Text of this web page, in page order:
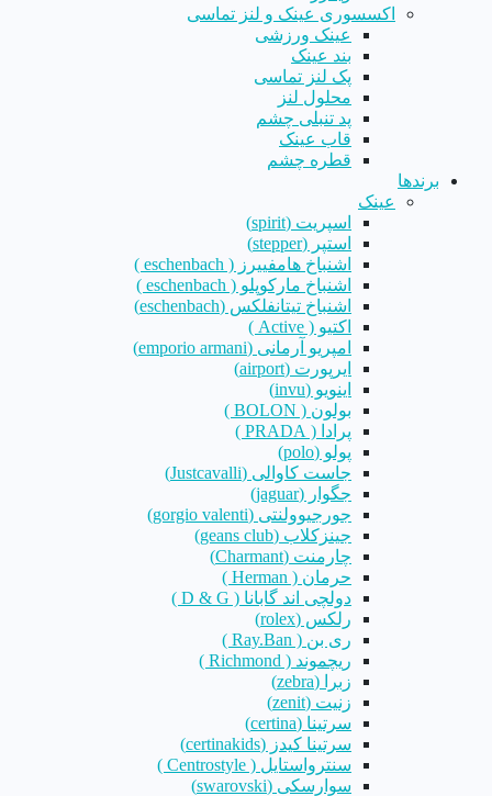
اکسسوری عینک و لنز تماسی
عینک ورزشی
بند عینک
پک لنز تماسی
محلول لنز
پد تنبلی چشم
قاب عینک
قطره چشم
برندها
عینک
اسپریت (spirit)
استپر (stepper)
اشنباخ هامفییرز ( eschenbach )
اشنباخ مارکوپلو ( eschenbach )
اشنباخ تیتانفلکس (eschenbach)
اکتیو ( Active )
امپریو آرمانی (emporio armani)
ایرپورت (airport)
اینویو (invu)
بولون ( BOLON )
پرادا ( PRADA )
پولو (polo)
جاست کاوالی (Justcavalli)
جگوار (jaguar)
جورجیوولنتی (gorgio valenti)
جینزکلاب (geans club)
چارمنت (Charmant)
حرمان ( Herman )
دولچی اند گابانا ( D & G )
رلکس (rolex)
ری بن ( Ray.Ban )
ریچموند ( Richmond )
زبرا (zebra)
زنیت (zenit)
سرتینا (certina)
سرتینا کیدز (certinakids)
سنترواستایل ( Centrostyle )
سوارسکی (swarovski)